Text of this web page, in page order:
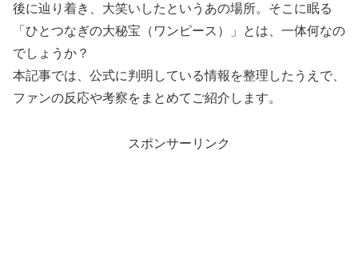
後に辿り着き、大笑いしたというあの場所。そこに眠る
「ひとつなぎの大秘宝（ワンピース）」とは、一体何なの
でしょうか？
本記事では、公式に判明している情報を整理したうえで、
ファンの反応や考察をまとめてご紹介します。
スポンサーリンク